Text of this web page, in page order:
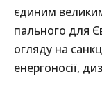
єдиним
пального для
огляду на
енергоносії,